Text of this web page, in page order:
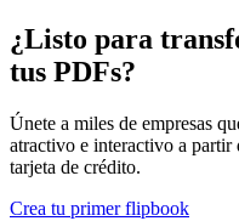
¿Listo para
tus PDFs?
Únete a miles de empresas
atractivo e interactivo a
tarjeta de crédito.
Crea tu primer flipbook